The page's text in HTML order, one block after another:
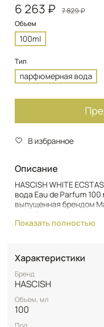
6 263 ₽
7 829 ₽
Объем
100ml
Тип
парфюмерная вода
В избранное
Описание
HASCISH WHITE
вода Eau de Parfum
выпущенная брендом
соединяет гурманскую
гармонично сочетает
шоколадную глубину с
мягкостью и идеально
вечеров, свиданий и
силу.
Показать полностью
Характеристики
Бренд
HASCISH
Объем, мл
100
Пол